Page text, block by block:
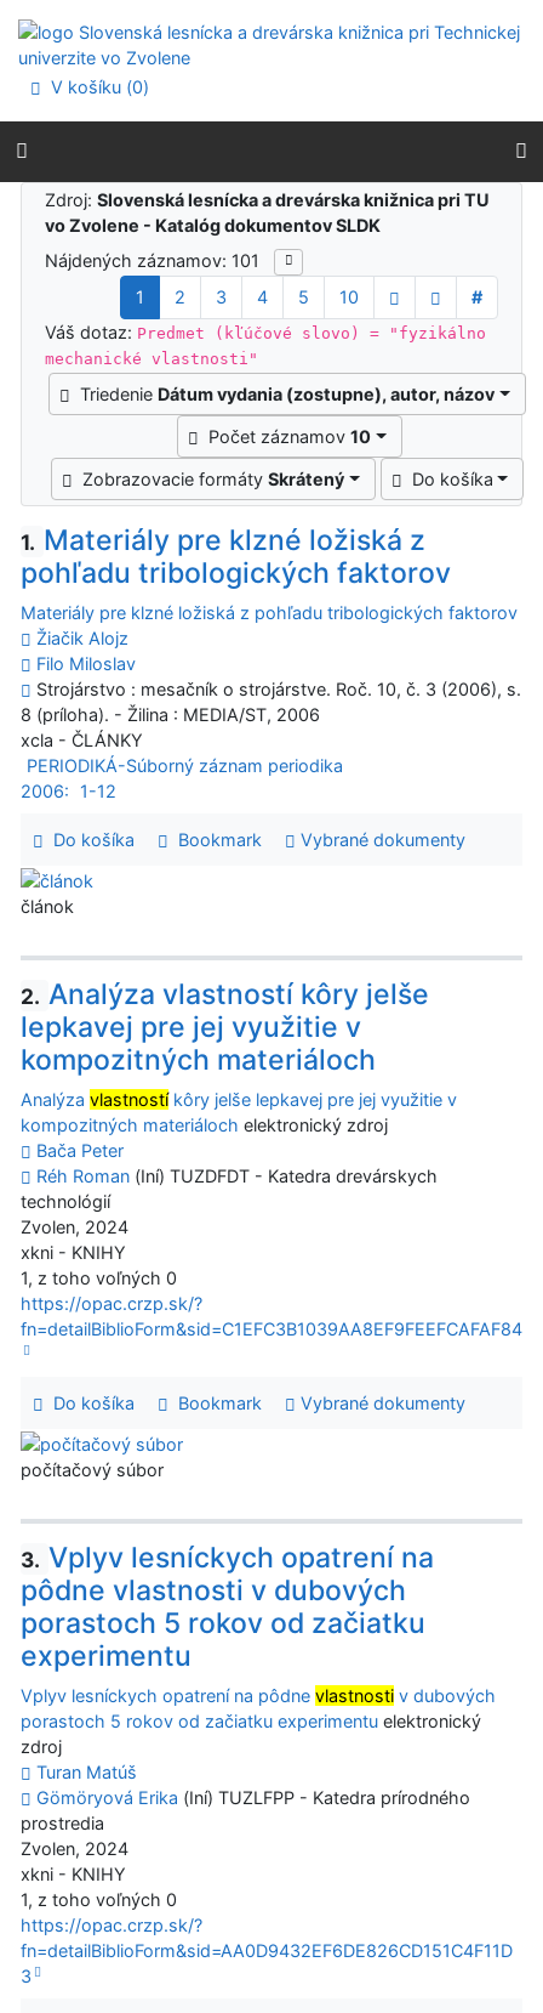
Prejsť na menu
Prehlásenie o webovej prístupnosti
V košíku (0)
Výsledky vyhľadávania
Zdroj:Slovenská lesnícka a drevárska knižnica pri TU
vo Zvolene - Katalóg dokumentov SLDK
Nájdených záznamov: 101
1
2 3 4 5 10
#
Váš dotaz: Predmet (kľúčové slovo) = "fyzikálno
mechanické vlastnosti"
Triedenie Dátum vydania (zostupne), autor, názov
Počet záznamov10
Zobrazovacie formátySkrátený Do košíka
1. Materiály pre klzné ložiská z
pohľadu tribologických faktorov
Materiály pre klzné ložiská z pohľadu tribologických faktorov
Žiačik Alojz
Filo Miloslav
Strojárstvo : mesačník o strojárstve. Roč. 10, č. 3 (2006), s.
8 (príloha). - Žilina : MEDIA/ST, 2006
xcla - ČLÁNKY
PERIODIKÁ-Súborný záznam periodika
2006:
1-12
Do košíka Bookmark Vybrané dokumenty
článok
2. Analýza vlastností kôry jelše
lepkavej pre jej využitie v
kompozitných materiáloch
Analýza vlastnostíkôry jelše lepkavej pre jej využitie v
kompozitných materiáloch elektronický zdroj
Bača Peter
Réh Roman (Iní) TUZDFDT - Katedra drevárskych
technológií
Zvolen, 2024
xkni - KNIHY
1, z toho voľných 0
https://opac.crzp.sk/?
fn=detailBiblioForm&sid=C1EFC3B1039AA8EF9FEEFCAFAF84
Do košíka Bookmark Vybrané dokumenty
počítačový súbor
3. Vplyv lesníckych opatrení na
pôdne vlastnosti v dubových
porastoch 5 rokov od začiatku
experimentu
Vplyv lesníckych opatrení na pôdne vlastnosti v dubových
porastoch 5 rokov od začiatku experimentu elektronický
zdroj
Turan Matúš
Gömöryová Erika (Iní) TUZLFPP - Katedra prírodného
prostredia
Zvolen, 2024
xkni - KNIHY
1, z toho voľných 0
https://opac.crzp.sk/?
fn=detailBiblioForm&sid=AA0D9432EF6DE826CD151C4F11D
3